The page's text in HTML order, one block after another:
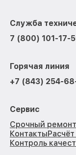
Служба
7 (800) 101-17-
Горячая линия
+7 (843) 254-
Сервис
Срочный ремонт
Контакты
Контроль